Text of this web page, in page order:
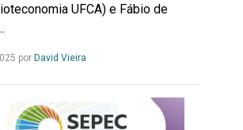
UFCA) e Fábio de
por David VieiraLeia